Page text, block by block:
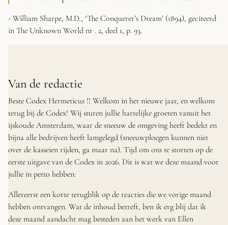
- William Sharpe, M.D., ‘The Conquerer’s Dream’ (1894), geciteerd
in The Unknown World nr . 2, deel 1, p. 93.
Van de redactie
Beste Codex Hermeticus !! Welkom in het nieuwe jaar, en welkom
terug bij de Codex! Wij sturen jullie hartelijke groeten vanuit het
ijskoude Amsterdam, waar de sneeuw de omgeving heeft bedekt en
bijna alle bedrijven heeft lamgelegd (sneeuwploegen kunnen niet
over de kasseien rijden, ga maar na). Tijd om ons te storten op de
eerste uitgave van de Codex in 2026. Dit is wat we deze maand voor
jullie in petto hebben:
Allereerst een korte terugblik op de reacties die we vorige maand
hebben ontvangen. Wat de inhoud betreft, ben ik erg blij dat ik
deze maand aandacht mag besteden aan het werk van Ellen